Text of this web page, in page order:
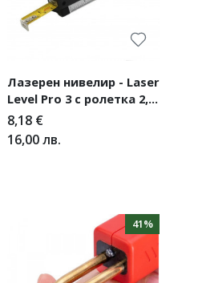
Лазерен нивелир - Laser
Level Pro 3 с ролетка 2,5
метра
8,18 €
16,00лв.
41%